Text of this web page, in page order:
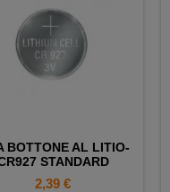
BOTTONE AL LITIO-
STANDARD
Prezzo
2,39 €